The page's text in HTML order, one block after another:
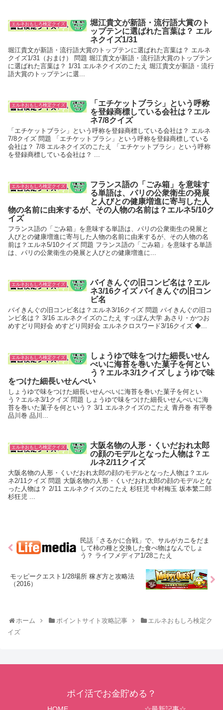
エルネおもしろ検定クイズ
堀江貴文が新語・流行語大賞のト
ップテンに選ばれた言葉は？ エル
ネクイズ1/31
堀江貴文が新語・流行語大賞のトップテンに選ばれた言葉は？ エルネ
クイズ1/31（おまけ） 問題 堀江貴文が新語・流行語大賞のトップテン
に選ばれた言葉は？ 1/31 エルネクイズのこたえ 堀江貴文が新語・流行
語大賞のトップテンに選...
エルネおもしろ検定クイズ
「エチケットブラシ」という呼称
を登録商標している会社は？エル
ネ7/8クイズ
「エチケットブラシ」という呼称を登録商標している会社は？ エルネ
7/8クイズ 問題 「エチケットブラシ」という呼称を登録商標している
会社は？ 7/8 エルネクイズのこたえ 「エチケットブラシ」という呼称
を登録商標している会社は？ ...
エルネおもしろ検定クイズ
フランス語の「ごみ箱」を意味す
る単語は、パリの公衆衛生の発展
と人びとの健康増進に寄与した人
物の名前に由来するが、その人物の名前は？エルネ5/10ク
イズ
フランス語の「ごみ箱」を意味する単語は、パリの公衆衛生の発展と
人びとの健康増進に寄与した人物の名前に由来するが、その人物の名
前は？エルネ5/10クイズ 問題 フランス語の「ごみ箱」を意味する単語
は、パリの公衆衛生の発展と人びとの健康増進に...
エルネおもしろ検定クイズ
バイきんぐの旧コンビ名は？エル
ネ3/16クイズ バイきんぐの旧コン
ビ名
バイきんぐの旧コンビ名は？エルネ3/16クイズ 問題 バイきんぐの旧コ
ンビ名は？ 3/16 エルネクイズのこたえ すっぽん大学 あさり・かつお
めすどり同好会 めすどり同好会 エルネクロスワード3/16クイズ ◆...
エルネおもしろ検定クイズ
しょうゆで味をつけた細長いせん
べいに海苔を巻いた菓子を何とい
う？エルネ3/1クイズ しょうゆで味
をつけた細長いせんべい
しょうゆで味をつけた細長いせんべいに海苔を巻いた菓子を何とい
う？エルネ3/1クイズ 問題 しょうゆで味をつけた細長いせんべいに海
苔を巻いた菓子を何という？ 3/1 エルネクイズのこたえ 青丹巻 有平巻
品川巻 品川...
エルネおもしろ検定クイズ
大阪名物の人形・くいだおれ太郎
の顔のモデルとなった人物は？エ
ルネ2/11クイズ
大阪名物の人形・くいだおれ太郎の顔のモデルとなった人物は？エル
ネ2/11クイズ 問題 大阪名物の人形・くいだおれ太郎の顔のモデルとな
った人物は？ 2/11 エルネクイズのこたえ 杉狂児 中村梅玉 坂本繁二郎
杉狂児 ...
民話「さるかに合戦」で、サルがカニをだま
して柿の種と交換した食べ物はなんでしょ
う？ ライフメディア1/28こたえ
モッピークエスト1/28場所 稼ぎ方と攻略法
（2016）
ホーム ポイントサイト攻略記事
エルネおもしろ検定ク
イズ
ポイ活でお金貯める？